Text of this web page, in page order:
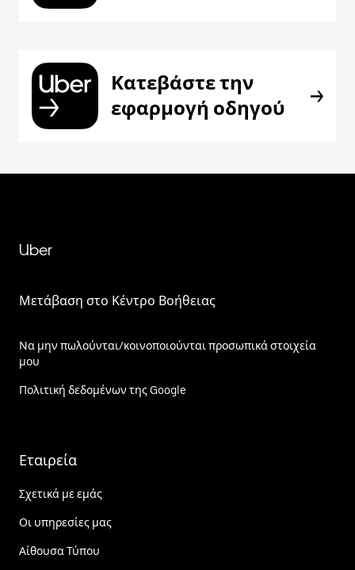
Κατεβάστε την
εφαρμογή οδηγού
Uber
Μετάβαση στο Κέντρο Βοήθειας
Να μην πωλούνται/κοινοποιούνται προσωπικά στοιχεία
μου
Πολιτική δεδομένων της Google
Εταιρεία
Σχετικά με εμάς
Οι υπηρεσίες μας
Αίθουσα Τύπου